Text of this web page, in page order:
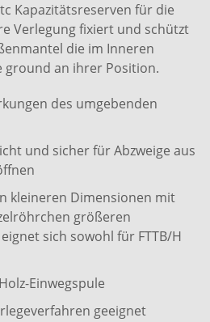
Kapazitätsreserven für die
Verlegung fixiert und schützt
die im Inneren
ground an ihrer Position.
des umgebenden
und sicher für Abzweige aus
kleineren Dimensionen mit
größeren
sich sowohl für FTTB/H
Einwegspule
geeignet